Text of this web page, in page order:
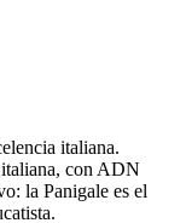
italiana.
con ADN
la Panigale es el